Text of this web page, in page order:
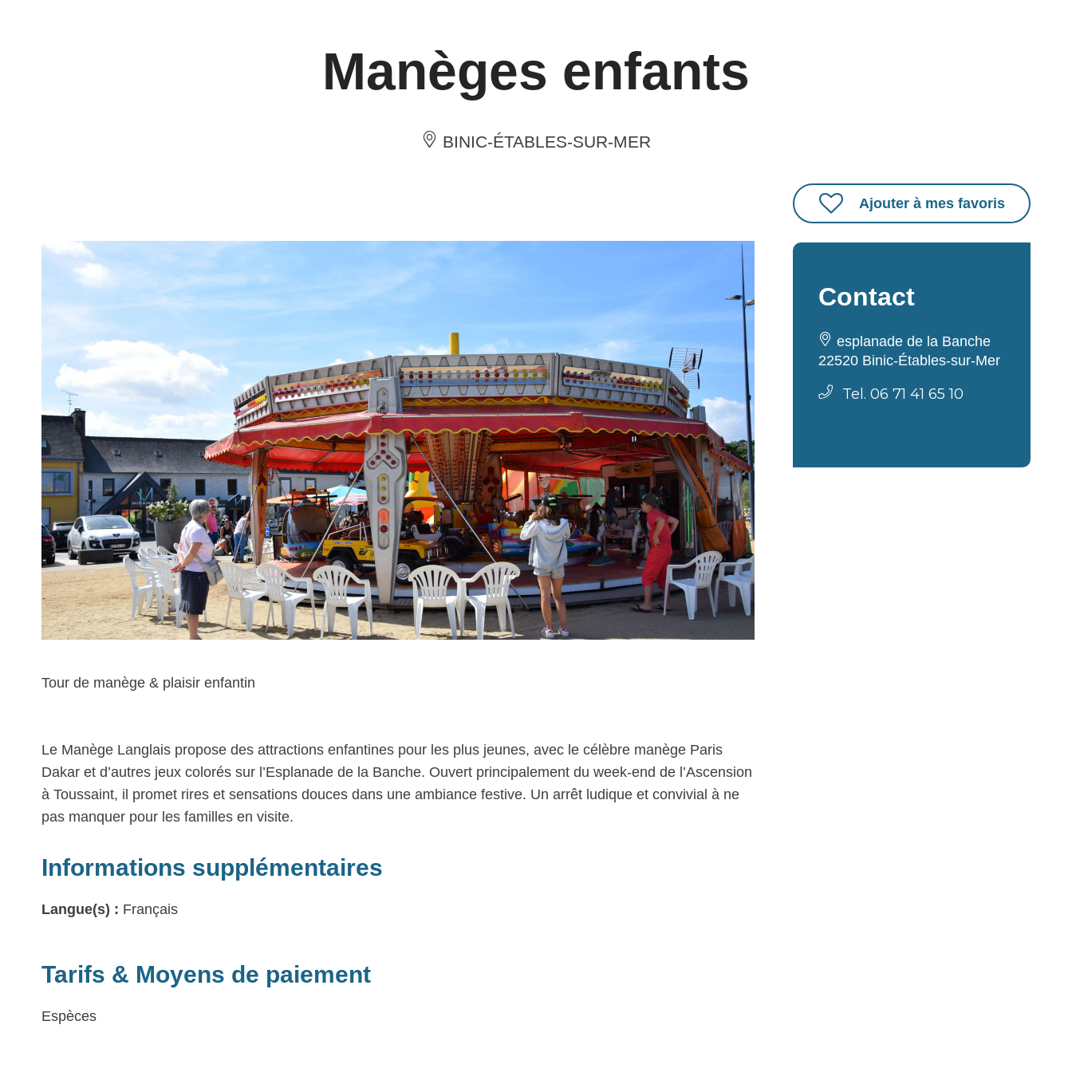
Manèges enfants
BINIC-ÉTABLES-SUR-MER
Tour de manège & plaisir enfantin
Le Manège Langlais propose des attractions enfantines pour les plus jeunes, avec le célèbre manège Paris
Dakar et d’autres jeux colorés sur l’Esplanade de la Banche. Ouvert principalement du week-end de l’Ascension
à Toussaint, il promet rires et sensations douces dans une ambiance festive. Un arrêt ludique et convivial à ne
pas manquer pour les familles en visite.
Informations supplémentaires
Langue(s) : Français
Tarifs & Moyens de paiement
Espèces
Ajouter à mes favoris
Contact
esplanade de la Banche
22520 Binic-Étables-sur-Mer
Tel. 06 71 41 65 10